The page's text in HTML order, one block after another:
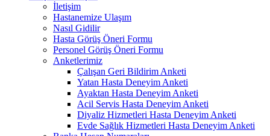
İletişim
Hastanemize Ulaşım
Nasıl Gidilir
Hasta Görüş Öneri Formu
Personel Görüş Öneri Formu
Anketlerimiz
Çalışan Geri Bildirim Anketi
Yatan Hasta Deneyim Anketi
Ayaktan Hasta Deneyim Anketi
Acil Servis Hasta Deneyim Anketi
Diyaliz Hizmetleri Hasta Deneyim Anketi
Evde Sağlık Hizmetleri Hasta Deneyim Anketi